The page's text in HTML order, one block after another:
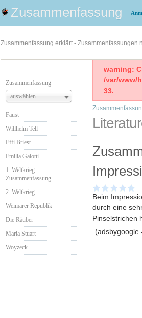
Zusammenfassung
Zusammenfassung erklärt - Zusammenfassungen
Zusammenfassung
auswählen...
Faust
Willhelm Tell
Effi Briest
Emilia Galotti
1. Weltkrieg
Zusammenfassung
2. Weltkrieg
Weimarer Republik
Die Räuber
Maria Stuart
Woyzeck
warning:
/var/www/
33.
Beim
durch eine
Pinselstrichen
(adsbygoogle